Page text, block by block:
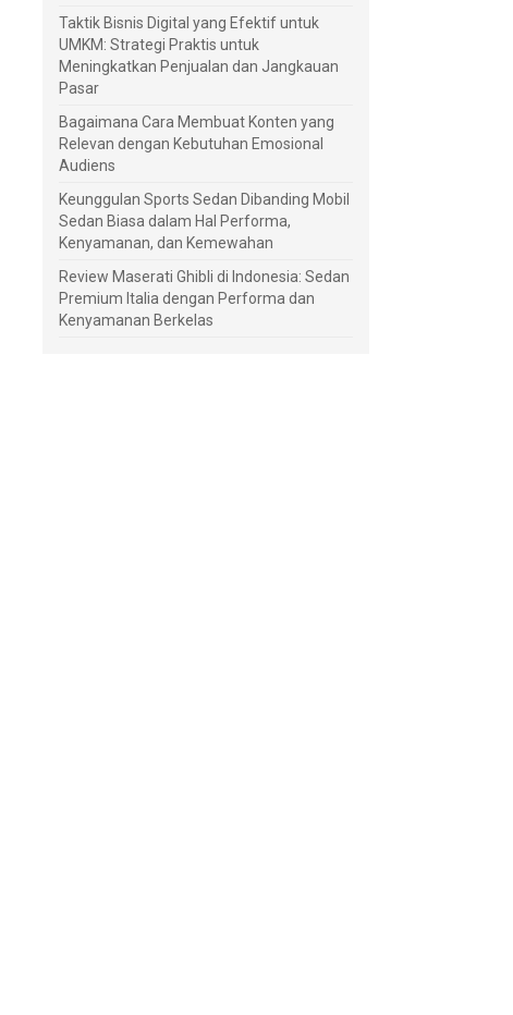
Taktik Bisnis Digital yang Efektif untuk
UMKM: Strategi Praktis untuk
Meningkatkan Penjualan dan Jangkauan
Pasar
Bagaimana Cara Membuat Konten yang
Relevan dengan Kebutuhan Emosional
Audiens
Keunggulan Sports Sedan Dibanding Mobil
Sedan Biasa dalam Hal Performa,
Kenyamanan, dan Kemewahan
Review Maserati Ghibli di Indonesia: Sedan
Premium Italia dengan Performa dan
Kenyamanan Berkelas